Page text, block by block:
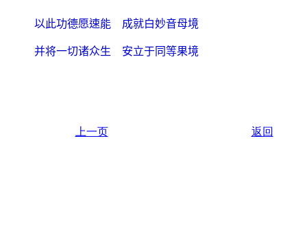
以此功德愿速能 成就白妙音母境
并将一切诸众生 安立于同等果境
上一页 返回